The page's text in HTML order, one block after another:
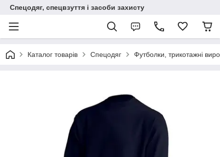
Спецодяг, спецвзуття і засоби захисту
Каталог товарів Спецодяг Футболки, трикотажні